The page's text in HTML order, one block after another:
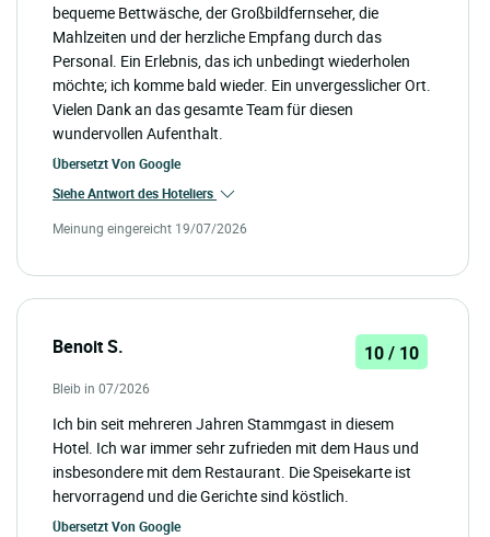
bequeme Bettwäsche, der Großbildfernseher, die
Mahlzeiten und der herzliche Empfang durch das
Personal. Ein Erlebnis, das ich unbedingt wiederholen
möchte; ich komme bald wieder. Ein unvergesslicher Ort.
Vielen Dank an das gesamte Team für diesen
wundervollen Aufenthalt.
Übersetzt Von Google
Siehe Antwort des Hoteliers
Meinung eingereicht 19/07/2026
Benoit S. 10 / 10
Bleib in 07/2026
Ich bin seit mehreren Jahren Stammgast in diesem
Hotel. Ich war immer sehr zufrieden mit dem Haus und
insbesondere mit dem Restaurant. Die Speisekarte ist
hervorragend und die Gerichte sind köstlich.
Übersetzt Von Google